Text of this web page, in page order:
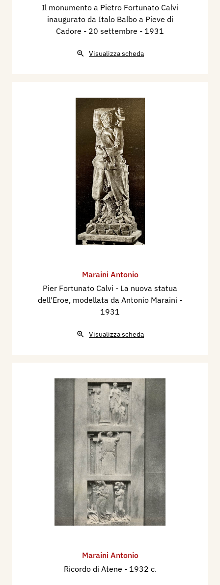
Il monumento a Pietro Fortunato Calvi
inaugurato da Italo Balbo a Pieve di
Cadore - 20 settembre - 1931
Visualizza scheda
Maraini Antonio
Pier Fortunato Calvi - La nuova statua
dell'Eroe, modellata da Antonio Maraini -
1931
Visualizza scheda
Maraini Antonio
Ricordo di Atene - 1932 c.